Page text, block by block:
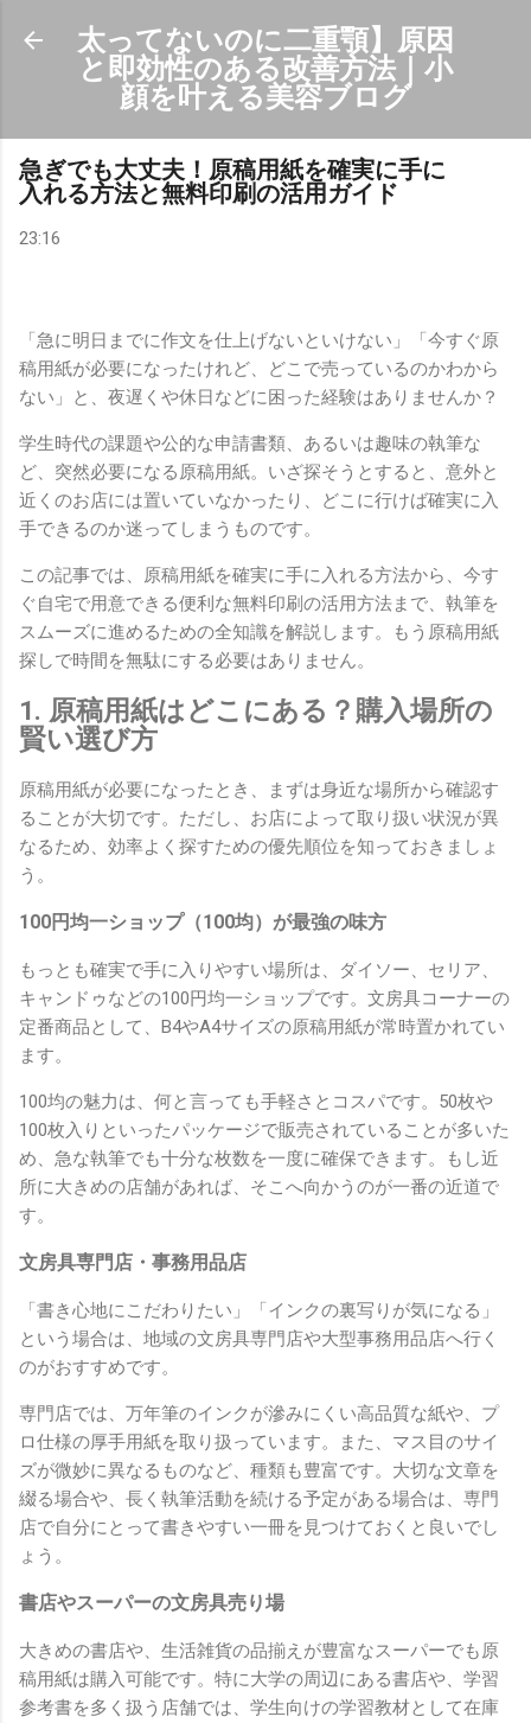
スキップしてメイン コンテンツに移動
太ってないのに二重顎】原因
と即効性のある改善方法｜小
顔を叶える美容ブログ
急ぎでも大丈夫！原稿用紙を確実に手に
入れる方法と無料印刷の活用ガイド
23:16
「急に明日までに作文を仕上げないといけない」「今すぐ原
稿用紙が必要になったけれど、どこで売っているのかわから
ない」と、夜遅くや休日などに困った経験はありませんか？
学生時代の課題や公的な申請書類、あるいは趣味の執筆な
ど、突然必要になる原稿用紙。いざ探そうとすると、意外と
近くのお店には置いていなかったり、どこに行けば確実に入
手できるのか迷ってしまうものです。
この記事では、原稿用紙を確実に手に入れる方法から、今す
ぐ自宅で用意できる便利な無料印刷の活用方法まで、執筆を
スムーズに進めるための全知識を解説します。もう原稿用紙
探しで時間を無駄にする必要はありません。
1. 原稿用紙はどこにある？購入場所の
賢い選び方
原稿用紙が必要になったとき、まずは身近な場所から確認す
ることが大切です。ただし、お店によって取り扱い状況が異
なるため、効率よく探すための優先順位を知っておきましょ
う。
100円均一ショップ（100均）が最強の味方
もっとも確実で手に入りやすい場所は、ダイソー、セリア、
キャンドゥなどの100円均一ショップです。文房具コーナーの
定番商品として、B4やA4サイズの原稿用紙が常時置かれてい
ます。
100均の魅力は、何と言っても手軽さとコスパです。50枚や
100枚入りといったパッケージで販売されていることが多いた
め、急な執筆でも十分な枚数を一度に確保できます。もし近
所に大きめの店舗があれば、そこへ向かうのが一番の近道で
す。
文房具専門店・事務用品店
「書き心地にこだわりたい」「インクの裏写りが気になる」
という場合は、地域の文房具専門店や大型事務用品店へ行く
のがおすすめです。
専門店では、万年筆のインクが滲みにくい高品質な紙や、プ
ロ仕様の厚手用紙を取り扱っています。また、マス目のサイ
ズが微妙に異なるものなど、種類も豊富です。大切な文章を
綴る場合や、長く執筆活動を続ける予定がある場合は、専門
店で自分にとって書きやすい一冊を見つけておくと良いでし
ょう。
書店やスーパーの文房具売り場
大きめの書店や、生活雑貨の品揃えが豊富なスーパーでも原
稿用紙は購入可能です。特に大学の周辺にある書店や、学習
参考書を多く扱う店舗では、学生向けの学習教材として在庫